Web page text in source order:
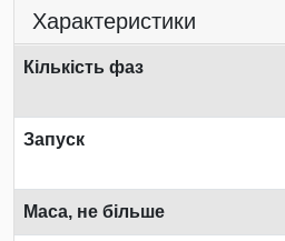
Характеристики
Кількість фаз
Запуск
Маса, не більше